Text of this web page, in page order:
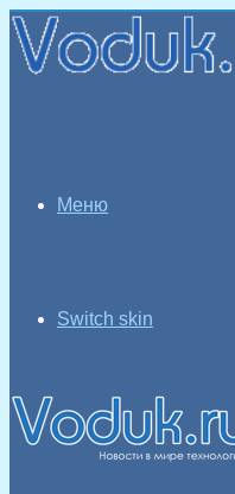
Меню
Switch skin